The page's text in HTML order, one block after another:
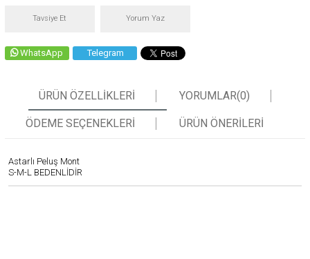
Tavsiye Et Yorum Yaz
WhatsApp Telegram
ÜRÜN ÖZELLIKLERI YORUMLAR(0)
ÖDEME SEÇENEKLERI ÜRÜN ÖNERILERI
Astarlı Peluş Mont
S-M-L BEDENLİDİR